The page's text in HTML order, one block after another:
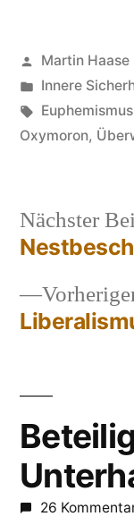
Veröffentlicht
von
Martin Haase
Veröffentlicht
in
Innere
Schlagwörter:
Euphemismus
Oxymoron,
Nächster
26